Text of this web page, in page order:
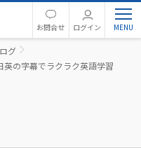
お問合せ ログイン
グ
の字幕でラクラク英語学習